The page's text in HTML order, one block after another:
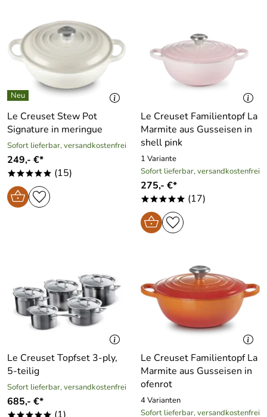
Le Creuset Stew Pot
Signature in meringue
Sofort lieferbar, versandkostenfrei
249,- €*
***** (15)
Le Creuset Familientopf La
Marmite aus Gusseisen in
shell pink
1 Variante
Sofort lieferbar, versandkostenfrei
275,- €*
***** (17)
Le Creuset Topfset 3-ply,
5-teilig
Sofort lieferbar, versandkostenfrei
685,- €*
*****
Le Creuset Familientopf La
Marmite aus Gusseisen in
ofenrot
4 Varianten
Sofort lieferbar, versandkostenfrei